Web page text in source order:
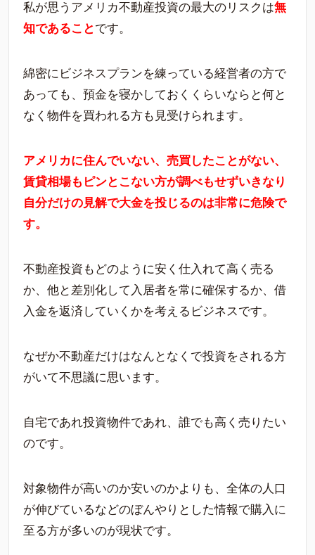
私が思うアメリカ不動産投資の最大のリスクは無
知であることです。
綿密にビジネスプランを練っている経営者の方で
あっても、預金を寝かしておくくらいならと何と
なく物件を買われる方も見受けられます。
アメリカに住んでいない、売買したことがない、
賃貸相場もピンとこない方が調べもせずいきなり
自分だけの見解で大金を投じるのは非常に危険で
す。
不動産投資もどのように安く仕入れて高く売る
か、他と差別化して入居者を常に確保するか、借
入金を返済していくかを考えるビジネスです。
なぜか不動産だけはなんとなくで投資をされる方
がいて不思議に思います。
自宅であれ投資物件であれ、誰でも高く売りたい
のです。
対象物件が高いのか安いのかよりも、全体の人口
が伸びているなどのぼんやりとした情報で購入に
至る方が多いのが現状です。